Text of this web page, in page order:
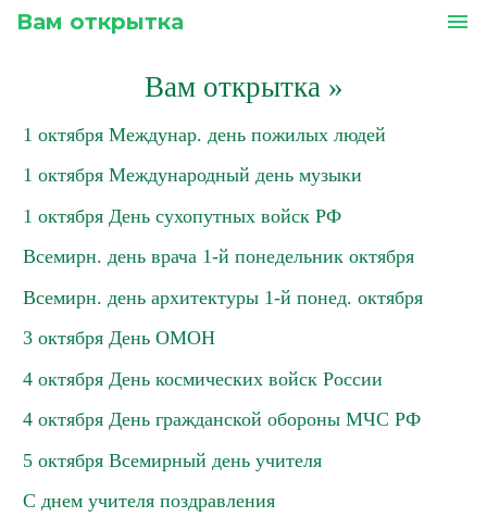
Вам открытка menu
Вам открытка»
1 октября Междунар. день пожилых людей
1 октября Международный день музыки
1 октября День сухопутных войск РФ
Всемирн. день врача 1-й понедельник октября
Всемирн. день архитектуры 1-й понед. октября
3 октября День ОМОН
4 октября День космических войск России
4 октября День гражданской обороны МЧС РФ
5 октября Всемирный день учителя
С днем учителя поздравления